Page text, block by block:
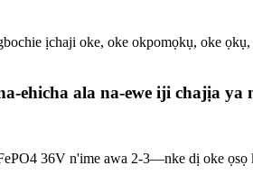
ịchaji oke, oke okpomọkụ, oke
ehicha ala na-ewe iji chajịa ya
36V n'ime awa 2-3—nke dị oke ọsọ